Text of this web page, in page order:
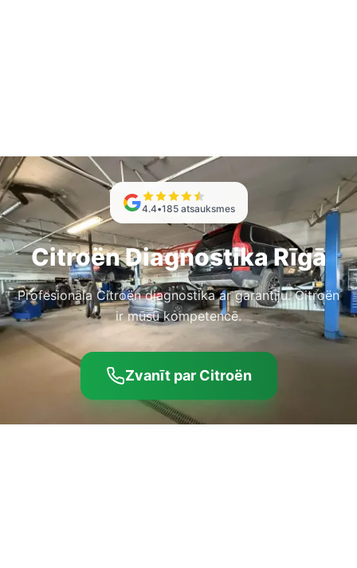
4.4•185 atsauksmes
Citroën Diagnostika Rīgā
Profesionāla Citroën diagnostika ar garantiju. Citroën
ir mūsu kompetencē.
Zvanīt par Citroën